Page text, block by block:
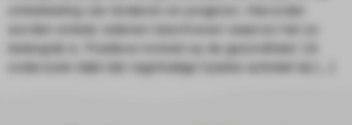
ontwikkeling van kinderen en jongeren. Hieronder
worden enkele redenen beschreven waarom het zo
belangrijk is. Positieve invloed op de gezondheid: Uit
onderzoek blijkt dat regelmatige fysieke activiteit bij […]